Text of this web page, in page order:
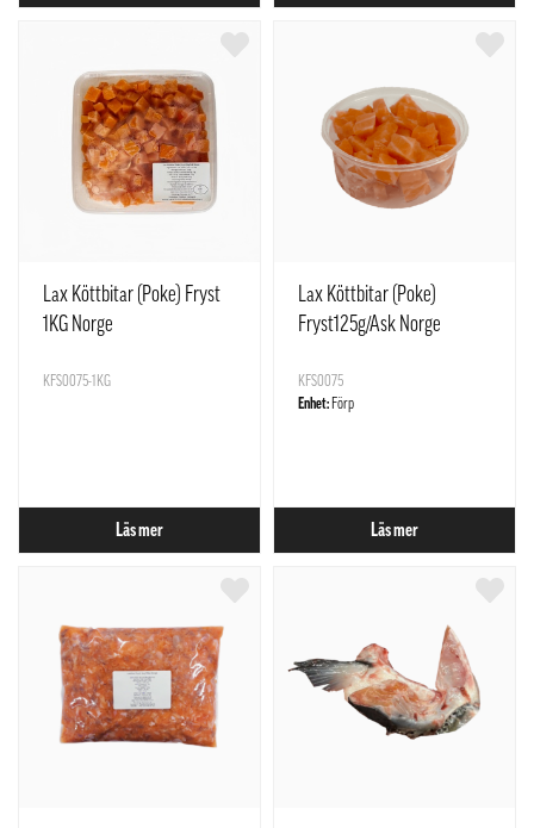
Lax Köttbitar (Poke) Fryst
1KG Norge
KFS0075-1KG
Läs mer
Lax Köttbitar (Poke)
Fryst125g/Ask Norge
KFS0075
Enhet: Förp
Läs mer